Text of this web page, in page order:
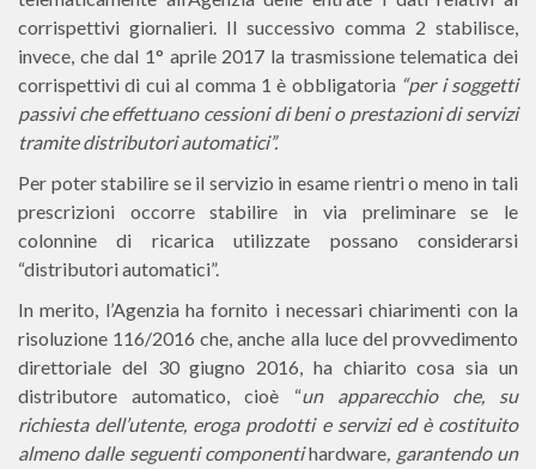
corrispettivi giornalieri. Il successivo comma 2 stabilisce,
invece, che dal 1° aprile 2017 la trasmissione telematica dei
corrispettivi di cui al comma 1 è obbligatoria “per i soggetti
passivi che effettuano cessioni di beni o prestazioni di servizi
tramite distributori automatici”.
Per poter stabilire se il servizio in esame rientri o meno in tali
prescrizioni occorre stabilire in via preliminare se le
colonnine di ricarica utilizzate possano considerarsi
“distributori automatici”.
In merito, l’Agenzia ha fornito i necessari chiarimenti con la
risoluzione 116/2016 che, anche alla luce del provvedimento
direttoriale del 30 giugno 2016, ha chiarito cosa sia un
distributore automatico, cioè “un apparecchio che, su
richiesta dell’utente, eroga prodotti e servizi ed è costituito
almeno dalle seguenti componentihardware, garantendo un